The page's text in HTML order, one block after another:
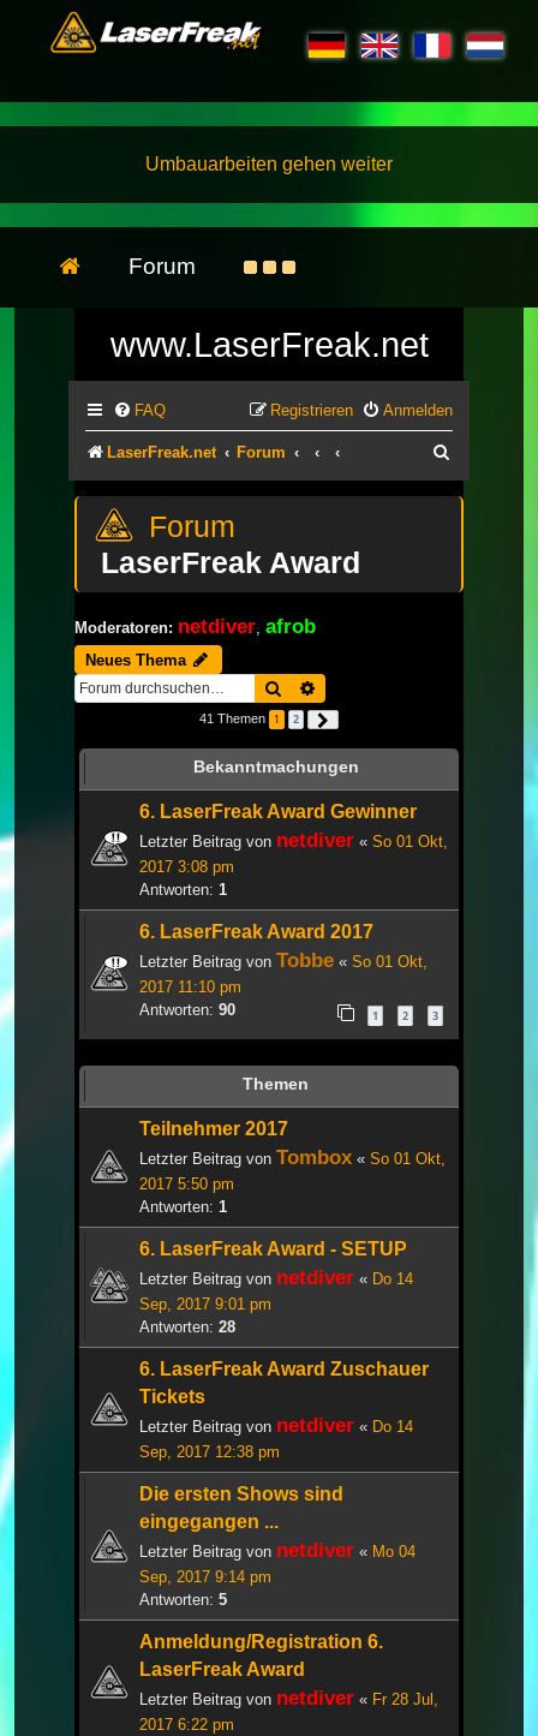
Umbauarbeiten gehen weiter
Forum
www.LaserFreak.net
FAQ Anmelden
Registrieren
LaserFreak.net Forum
LaserFreak Award
Moderatoren: netdiver afrob
Neues Thema
Suche
41 Themen 1 2
Bekanntmachungen
6. LaserFreak Award Gewinner
Letzter Beitrag von netdiver « So 01 Okt,
2017 3:08 pm
Antworten: 1
6. LaserFreak Award 2017
Letzter Beitrag von Tobbe « So 01 Okt,
2017 11:10 pm
Antworten: 90 1 2 3
Themen
Teilnehmer 2017
Letzter Beitrag von Tombox « So 01 Okt,
2017 5:50 pm
Antworten: 1
6. LaserFreak Award - SETUP
Letzter Beitrag von netdiver « Do 14
Sep, 2017 9:01 pm
Antworten: 28
6. LaserFreak Award Zuschauer
Tickets
Letzter Beitrag von netdiver « Do 14
Sep, 2017 12:38 pm
Die ersten Shows sind
eingegangen ...
Letzter Beitrag von netdiver « Mo 04
Sep, 2017 9:14 pm
Antworten: 5
Anmeldung/Registration 6.
LaserFreak Award
Letzter Beitrag von netdiver « Fr 28 Jul,
2017 6:22 pm